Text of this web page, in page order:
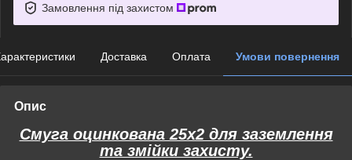
Замовлення під захистом
Доставка Оплата Умови повернення
Опис
Смуга оцинкована 25х2 для заземлення
та змійки захисту.